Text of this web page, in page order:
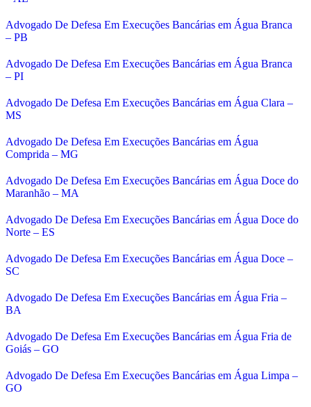
Advogado De Defesa Em Execuções Bancárias em Água Branca
– PB
Advogado De Defesa Em Execuções Bancárias em Água Branca
– PI
Advogado De Defesa Em Execuções Bancárias em Água Clara –
MS
Advogado De Defesa Em Execuções Bancárias em Água
Comprida – MG
Advogado De Defesa Em Execuções Bancárias em Água Doce do
Maranhão – MA
Advogado De Defesa Em Execuções Bancárias em Água Doce do
Norte – ES
Advogado De Defesa Em Execuções Bancárias em Água Doce –
SC
Advogado De Defesa Em Execuções Bancárias em Água Fria –
BA
Advogado De Defesa Em Execuções Bancárias em Água Fria de
Goiás – GO
Advogado De Defesa Em Execuções Bancárias em Água Limpa –
GO